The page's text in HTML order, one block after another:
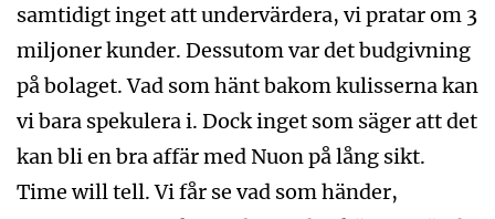
samtidigt inget att undervärdera, vi pratar om 3
miljoner kunder. Dessutom var det budgivning
på bolaget. Vad som hänt bakom kulisserna kan
vi bara spekulera i. Dock inget som säger att det
kan bli en bra affär med Nuon på lång sikt.
Time will tell. Vi får se vad som händer,